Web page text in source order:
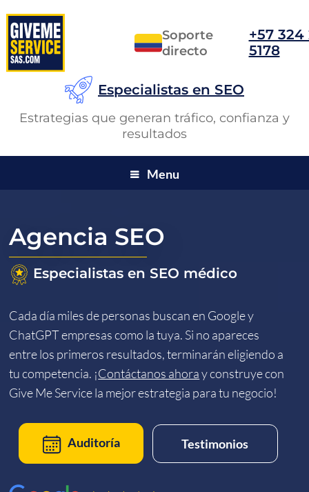
Soporte
directo
+57 324
5178
Especialistas en SEO
Estrategias que generan tráfico, confianza y
resultados
Menu
Agencia SEO
Especialistas en SEO médico
Cada día miles de personas buscan en Google y
ChatGPT empresas como la tuya. Si no apareces
entre los primeros resultados, terminarán eligiendo a
tu competencia. ¡Contáctanos ahoray construye con
Give Me Service la mejor estrategia para tu negocio!
Auditoría Testimonios